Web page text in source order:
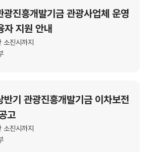
진흥개발기금 관광사업체 운영
자 지원 안내
소진시까지
기 관광진흥개발기금 이차보전
고
소진시까지